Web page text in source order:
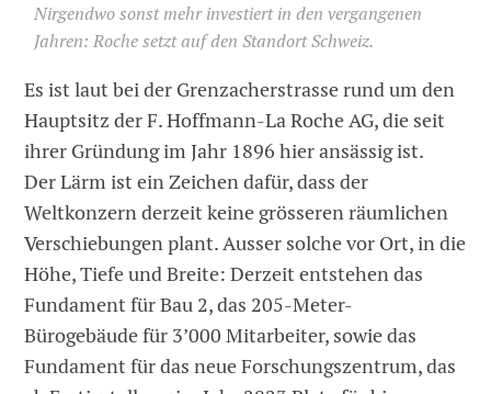
Nirgendwo sonst mehr investiert in den vergangenen
Jahren: Roche setzt auf den Standort Schweiz.
Es ist laut bei der Grenzacherstrasse rund um den
Hauptsitz der F. Hoffmann-La Roche AG, die seit
ihrer Gründung im Jahr 1896 hier ansässig ist.
Der Lärm ist ein Zeichen dafür, dass der
Weltkonzern derzeit keine grösseren räumlichen
Verschiebungen plant. Ausser solche vor Ort, in die
Höhe, Tiefe und Breite: Derzeit entstehen das
Fundament für Bau 2, das 205-Meter-
Bürogebäude für 3’000 Mitarbeiter, sowie das
Fundament für das neue Forschungszentrum, das